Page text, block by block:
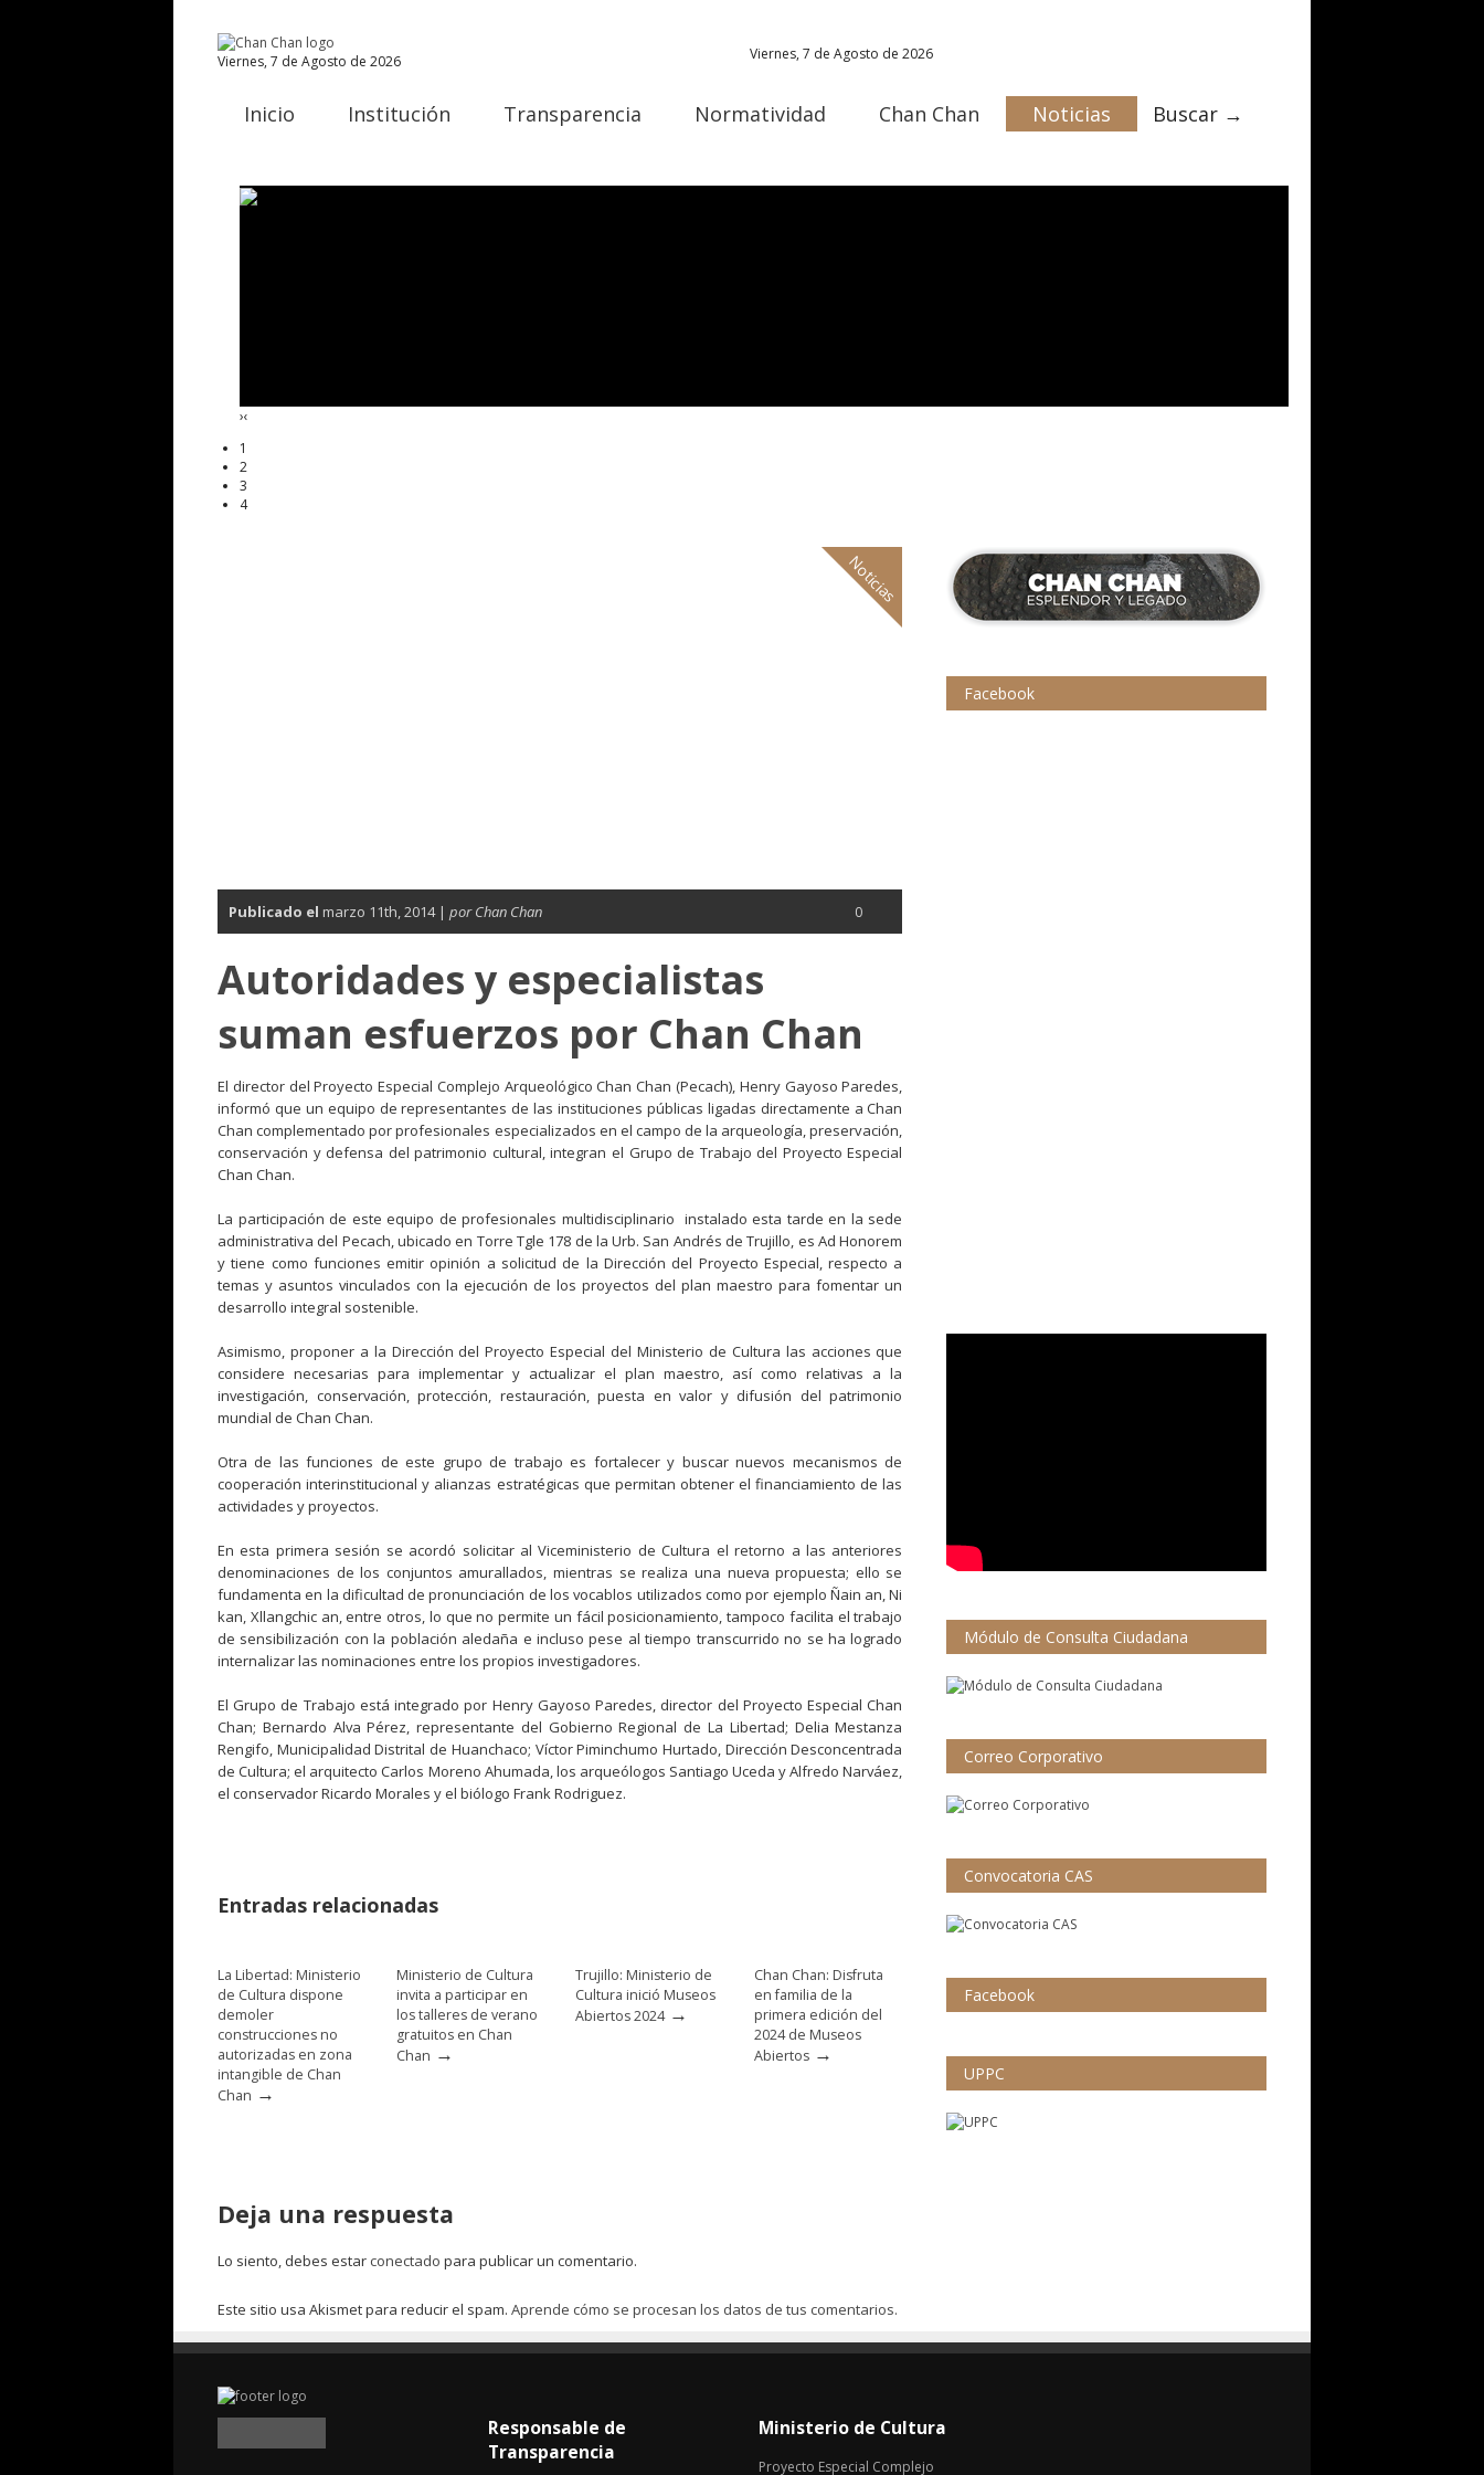
Viernes, 7 de Agosto de 2026
Viernes, 7 de Agosto de 2026
Inicio Institución Transparencia Normatividad Chan Chan Noticias Buscar →
›‹
1
2
3
4
Noticias
Publicado el marzo 11th, 2014 | por Chan Chan 0
Autoridades y especialistas
suman esfuerzos por Chan Chan
El director del Proyecto Especial Complejo Arqueológico Chan Chan (Pecach), Henry Gayoso Paredes,
informó que un equipo de representantes de las instituciones públicas ligadas directamente a Chan
Chan complementado por profesionales especializados en el campo de la arqueología, preservación,
conservación y defensa del patrimonio cultural, integran el Grupo de Trabajo del Proyecto Especial
Chan Chan.
La participación de este equipo de profesionales multidisciplinario instalado esta tarde en la sede
administrativa del Pecach, ubicado en Torre Tgle 178 de la Urb. San Andrés de Trujillo, es Ad Honorem
ytiene como funciones emitir opinión a solicitud de la Dirección del Proyecto Especial, respecto a
temas y asuntos vinculados con la ejecución de los proyectos del plan maestro para fomentar un
desarrollo integral sostenible.
Asimismo, proponer a la Dirección del Proyecto Especial del Ministerio de Cultura las acciones que
considere necesarias para implementar y actualizar el plan maestro, así como relativas a la
investigación, conservación, protección, restauración, puesta en valor y difusión del patrimonio
mundial de Chan Chan.
Otra de las funciones de este grupo de trabajo es fortalecer y buscar nuevos mecanismos de
cooperación interinstitucional y alianzas estratégicas que permitan obtener el financiamiento de las
actividades y proyectos.
En esta primera sesión se acordó solicitar al Viceministerio de Cultura el retorno a las anteriores
denominaciones de los conjuntos amurallados, mientras se realiza una nueva propuesta; ello se
fundamenta en la dificultad de pronunciación de los vocablos utilizados como por ejemplo Ñain an, Ni
kan, Xllangchic an, entre otros, lo que no permite un fácil posicionamiento, tampoco facilita el trabajo
de sensibilización con la población aledaña e incluso pese al tiempo transcurrido no se ha logrado
internalizar las nominaciones entre los propios investigadores.
El Grupo de Trabajo está integrado por Henry Gayoso Paredes, director del Proyecto Especial Chan
Chan; Bernardo Alva Pérez, representante del Gobierno Regional de La Libertad; Delia Mestanza
Rengifo, Municipalidad Distrital de Huanchaco; Víctor Piminchumo Hurtado, Dirección Desconcentrada
de Cultura; el arquitecto Carlos Moreno Ahumada, los arqueólogos Santiago Uceda y Alfredo Narváez,
el conservador Ricardo Morales y el biólogo Frank Rodriguez.
Entradas relacionadas
La Libertad: Ministerio
de Cultura dispone
demoler
construcciones no
autorizadas en zona
intangible de Chan
Chan →
Ministerio de Cultura
invita a participar en
los talleres de verano
gratuitos en Chan
Chan →
Trujillo: Ministerio de
Cultura inició Museos
Abiertos 2024→
Chan Chan: Disfruta
en familia de la
primera edición del
2024 de Museos
Abiertos →
Deja una respuesta
Lo siento, debes estar conectado para publicar un comentario.
Este sitio usa Akismet para reducir el spam. Aprende cómo se procesan los datos de tus comentarios.
Facebook
Módulo de Consulta Ciudadana
Correo Corporativo
Convocatoria CAS
Facebook
UPPC
Responsable de
Transparencia
Ministerio de Cultura
Proyecto Especial Complejo